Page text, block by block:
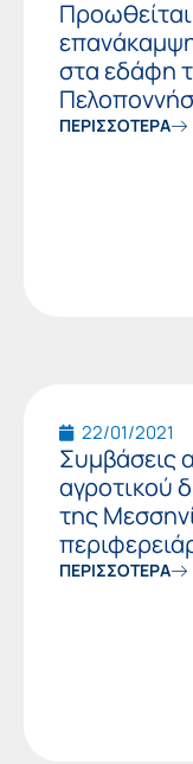
στα εδάφη
ΠΕΡΙΣΣΟΤΕΡΑ
22/01/2021
Συμβάσεις
αγροτικού
της
ΠΕΡΙΣΣΟΤΕΡΑ